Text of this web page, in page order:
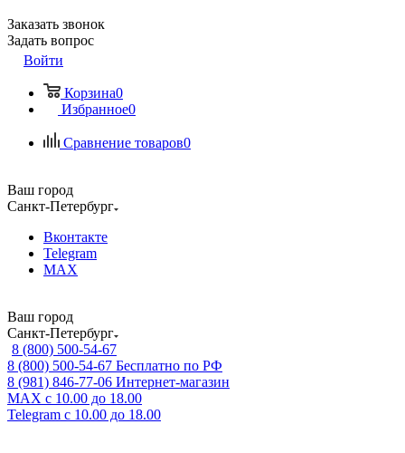
Заказать звонок
Задать вопрос
Войти
Корзина0
Избранное0
Сравнение товаров0
Ваш город
Санкт-Петербург
Вконтакте
Telegram
MAX
Ваш город
Санкт-Петербург
8 (800) 500-54-67
8 (800) 500-54-67 Бесплатно по РФ
8 (981) 846-77-06 Интернет-магазин
MAX с 10.00 до 18.00
Telegram с 10.00 до 18.00